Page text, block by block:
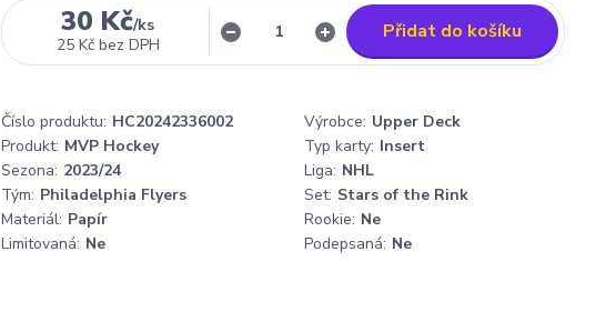
30 Kč/ks
25 Kč bez DPH
Přidat do košíku
Číslo produktu: HC20242336002 Výrobce: Upper Deck
Produkt: MVP Hockey Typ karty: Insert
Sezona: 2023/24 Liga: NHL
Tým: Philadelphia Flyers Set: Stars of the Rink
Materiál: Papír Rookie: Ne
Limitovaná: Ne Podepsaná: Ne